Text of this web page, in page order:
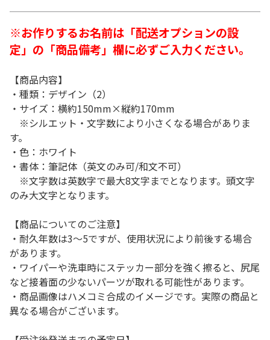
※お作りするお名前は「配送オプションの設
定」の「商品備考」欄に必ずご入力ください。
【商品内容】
・種類：デザイン（2）
・サイズ：横約150mm×縦約170mm
※シルエット・文字数により小さくなる場合がありま
す。
・色：ホワイト
・書体：筆記体（英文のみ可/和文不可）
※文字数は英数字で最大8文字までとなります。頭文字
のみ大文字となります。
【商品についてのご注意】
・耐久年数は3～5ですが、使用状況により前後する場合
があります。
・ワイパーや洗車時にステッカー部分を強く擦ると、尻尾
など接着面の少ないパーツが取れる可能性があります。
・商品画像はハメコミ合成のイメージです。実際の商品と
異なる場合がございます。